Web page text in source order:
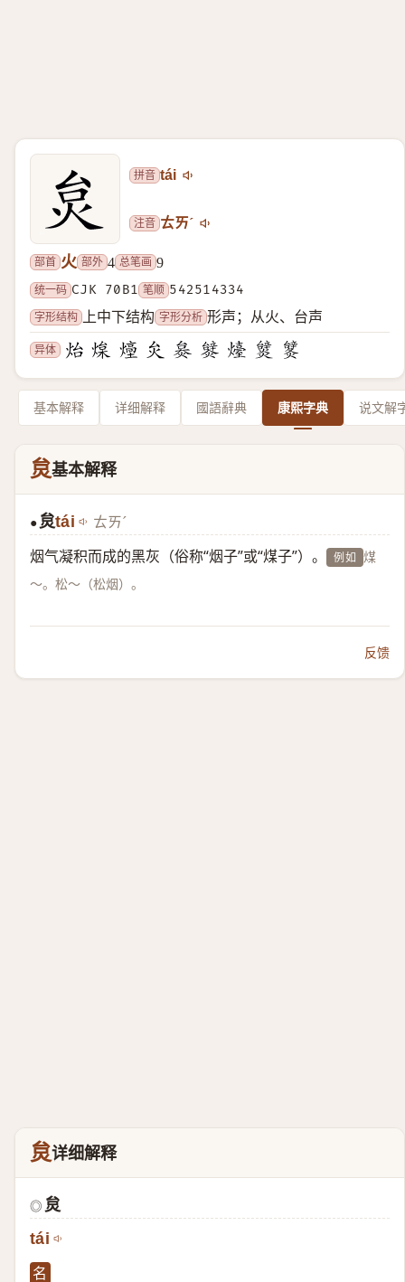
拼音 tái
注音 ㄊㄞˊ
部首 火 部外 4 总笔画 9
统一码 CJK 70B1 笔顺 542514334
字形结构
上中下结构 字形分析 形声；从火、台声
异体
基本解释 详细解释 國語辭典 康熙字典 说文解
炱基本解释
●炱tái ㄊㄞˊ
烟气凝积而成的黑灰（俗称“烟子”或“煤子”）。 例如 煤
～。松～（松烟）。
反馈
炱详细解释
◎ 炱
tái
名